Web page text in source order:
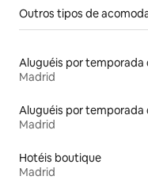
Outros tipos de
Madrid
Madrid
Hotéis boutique
Madrid